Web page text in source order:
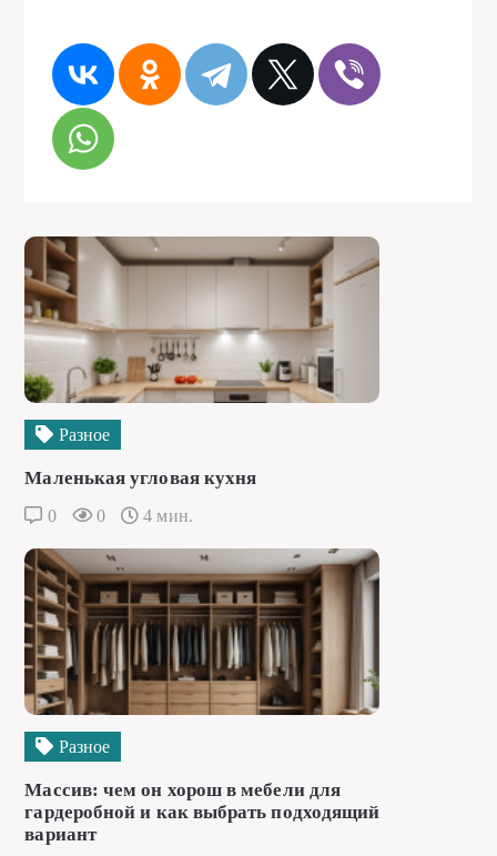
Разное
Маленькая угловая кухня
0 0 4 мин.
Разное
Массив: чем он хорош в мебели для
гардеробной и как выбрать подходящий
вариант